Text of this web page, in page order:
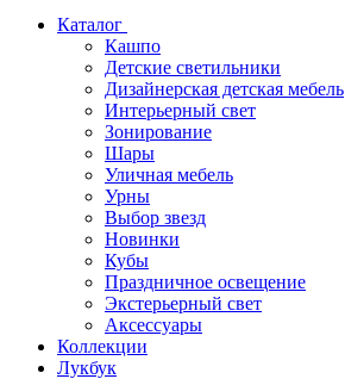
Каталог
Кашпо
Детские светильники
Дизайнерская детская мебель
Интерьерный свет
Зонирование
Шары
Уличная мебель
Урны
Выбор звезд
Новинки
Кубы
Праздничное освещение
Экстерьерный свет
Аксессуары
Коллекции
Лукбук